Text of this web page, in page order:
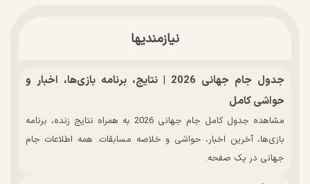
نیازمندیها
جدول جام جهانی 2026 | نتایج، برنامه بازی‌ها، اخبار و
حواشی کامل
مشاهده جدول کامل جام جهانی 2026 به همراه نتایج زنده، برنامه
بازی‌ها، آخرین اخبار، حواشی و خلاصه مسابقات. همه اطلاعات جام
جهانی در یک صفحه.